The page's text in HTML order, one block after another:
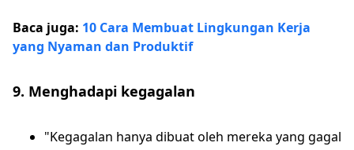
Baca juga: 10 Cara Membuat Lingkungan Kerja
yang Nyaman dan Produktif
9. Menghadapi kegagalan
"Kegagalan hanya dibuat oleh mereka yang gagal